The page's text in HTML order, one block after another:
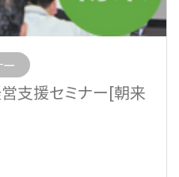
支援セミナー[朝来